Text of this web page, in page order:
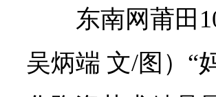
东南网莆田
吴炳端 文/图）“